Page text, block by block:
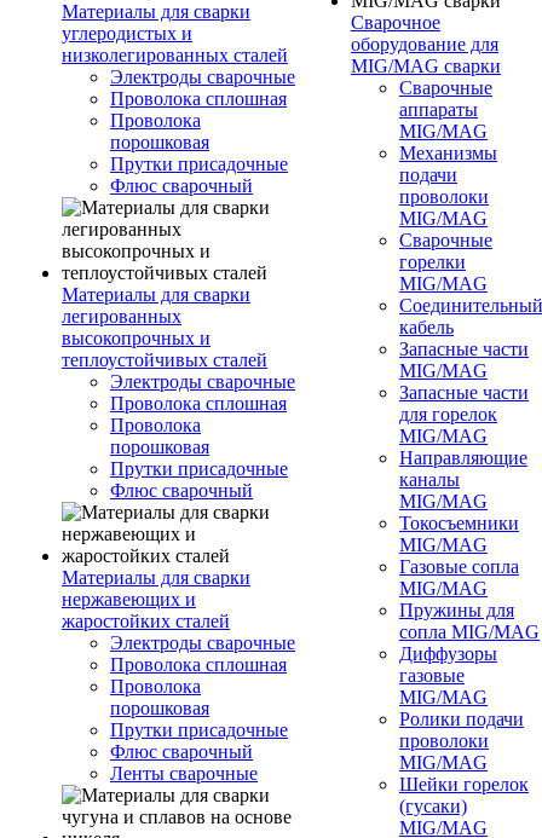
Материалы для сварки
углеродистых и
низколегированных сталей
Электроды сварочные
Проволока сплошная
Проволока
порошковая
Прутки присадочные
Флюс сварочный
Материалы для сварки
легированных
высокопрочных и
теплоустойчивых сталей
Электроды сварочные
Проволока сплошная
Проволока
порошковая
Прутки присадочные
Флюс сварочный
Материалы для сварки
нержавеющих и
жаростойких сталей
Электроды сварочные
Проволока сплошная
Проволока
порошковая
Прутки присадочные
Флюс сварочный
Ленты сварочные
Сварочное
оборудование для
MIG/MAG сварки
Сварочные
аппараты
MIG/MAG
Механизмы
подачи
проволоки
MIG/MAG
Сварочные
горелки
MIG/MAG
Соединительный
кабель
Запасные части
MIG/MAG
Запасные части
для горелок
MIG/MAG
Направляющие
каналы
MIG/MAG
Токосъемники
MIG/MAG
Газовые сопла
MIG/MAG
Пружины для
сопла MIG/MAG
Диффузоры
газовые
MIG/MAG
Ролики подачи
проволоки
MIG/MAG
Шейки горелок
(гусаки)
MIG/MAG